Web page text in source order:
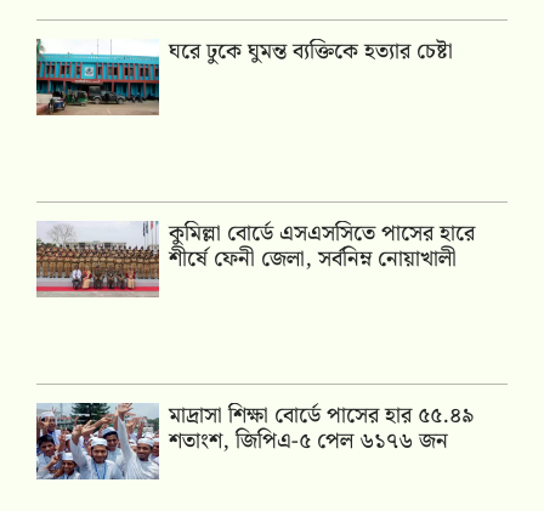
ঘরে ঢুকে ঘুমন্ত ব্যক্তিকে হত্যার চেষ্টা
কুমিল্লা বোর্ডে এসএসসিতে পাসের হারে
শীর্ষে ফেনী জেলা, সর্বনিম্ন নোয়াখালী
মাদ্রাসা শিক্ষা বোর্ডে পাসের হার ৫৫.৪৯
শতাংশ, জিপিএ-৫ পেল ৬১৭৬ জন